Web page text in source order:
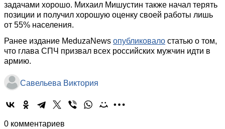
задачами хорошо. Михаил Мишустин также начал терять
позиции и получил хорошую оценку своей работы лишь
от 55% населения.
Ранее издание MeduzaNews опубликовало статью о том,
что глава СПЧ призвал всех российских мужчин идти в
армию.
Савельева Виктория
0 комментариев